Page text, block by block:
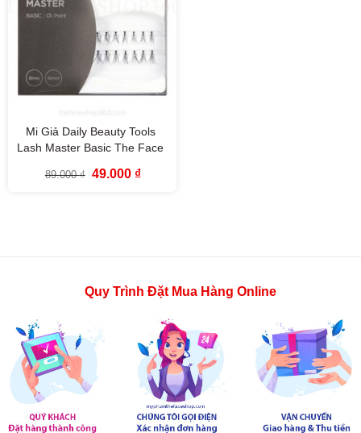
Mi Giả Daily Beauty Tools
Lash Master Basic The Face
89.000₫ Giá
49.000 ₫Giá
Quy Trình Đặt Mua Hàng Online